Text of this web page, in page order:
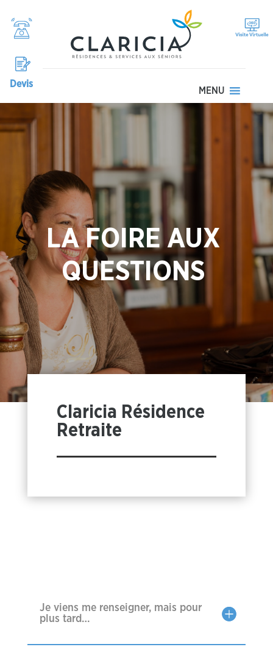
MENU
Devis
LA FOIRE AUX
QUESTIONS
Claricia Résidence
Retraite
Je viens me renseigner, mais pour
plus tard…